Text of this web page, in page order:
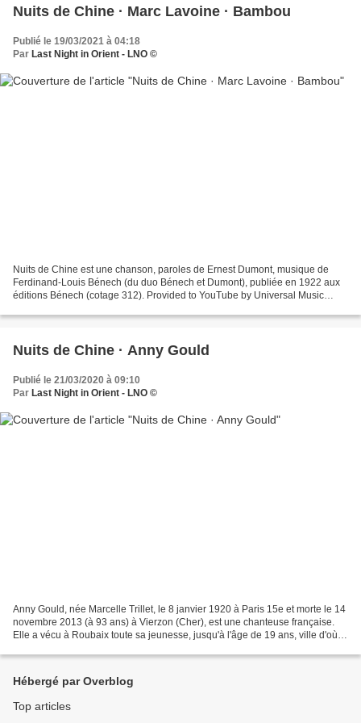
Nuits de Chine · Marc Lavoine · Bambou
Publié le 19/03/2021 à 04:18
Par Last Night in Orient - LNO ©
Nuits de Chine est une chanson, paroles de Ernest Dumont, musique de
Ferdinand-Louis Bénech (du duo Bénech et Dumont), publiée en 1922 aux
éditions Bénech (cotage 312). Provided to YouTube by Universal Music
Nuits de Chine · Anny Gould
Publié le 21/03/2020 à 09:10
Par Last Night in Orient - LNO ©
Anny Gould, née Marcelle Trillet, le 8 janvier 1920 à Paris 15e et morte le 14
novembre 2013 (à 93 ans) à Vierzon (Cher), est une chanteuse française.
Elle a vécu à Roubaix toute sa jeunesse, jusqu'à l'âge de 19 ans, ville d'où
Hébergé par Overblog
Top articles